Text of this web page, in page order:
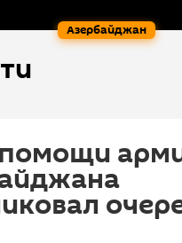
Азербайджан